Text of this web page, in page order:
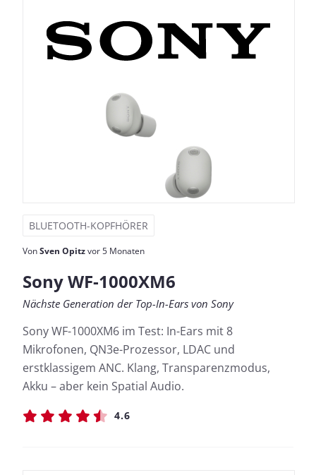
BLUETOOTH-KOPFHÖRER
VonSven Opitzvor 5 Monaten
Sony WF-1000XM6
Nächste Generation der Top-In-Ears von Sony
Sony WF-1000XM6 im Test: In-Ears mit 8
Mikrofonen, QN3e-Prozessor, LDAC und
erstklassigem ANC. Klang, Transparenzmodus,
Akku – aber kein Spatial Audio.
4.6